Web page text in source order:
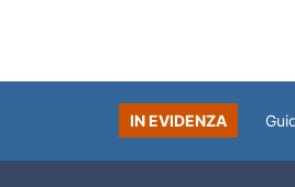
IN EVIDENZA